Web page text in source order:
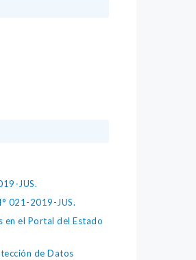
JUS.
021-2019-JUS.
en el Portal del Estado
de Datos